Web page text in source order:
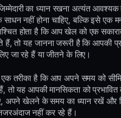
का ध्यान रखना अत्यंत आवश्यक
नहीं होना चाहिए, बल्कि इसे एक
होता है कि आप खेल को एक
तो यह जानना जरूरी है कि आपकी
जा रहे हैं या जीतने के लिए।
एक तरीका है कि आप अपने समय को
तो यह आपकी मानसिकता को
अपने खेलने के समय का ध्यान रखें और
नहीं कर रहे हैं।